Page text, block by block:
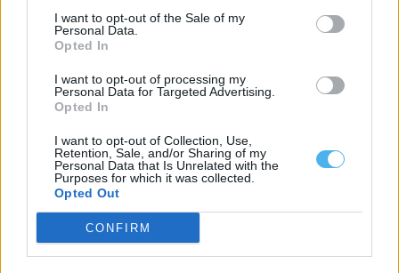
I want to opt-out of the Sale of my
Personal Data.
Opted In
I want to opt-out of processing my
Personal Data for Targeted Advertising.
Opted In
I want to opt-out of Collection, Use,
Retention, Sale, and/or Sharing of my
Personal Data that Is Unrelated with the
Purposes for which it was collected.
Opted Out
CONFIRM
Os estágios são uma parte insubstituível do percurso de
formação e educação para o...
29 Julho, 2026 - 14:00